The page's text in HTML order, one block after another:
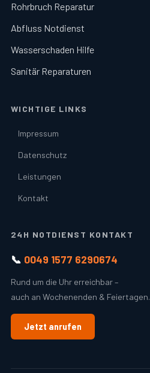
Rohrbruch Reparatur
Abfluss Notdienst
Wasserschaden Hilfe
Sanitär Reparaturen
WICHTIGE LINKS
Impressum
Datenschutz
Leistungen
Kontakt
24H NOTDIENST KONTAKT
📞 0049 1577 6290674
Rund um die Uhr erreichbar –
auch an Wochenenden & Feiertagen.
Jetzt anrufen